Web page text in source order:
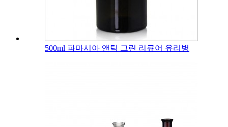
500ml 파마시아 앤틱 그린 리큐어 유리병